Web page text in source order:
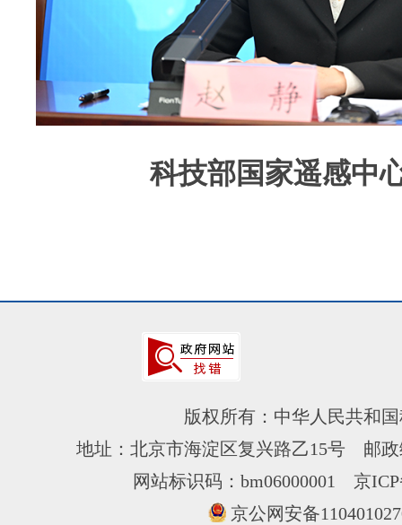
科技部国家遥感中
版权所有：中华人民共和
地址：北京市海淀区复兴路乙15号 邮
网站标识码：bm06000001 京
京公网安备